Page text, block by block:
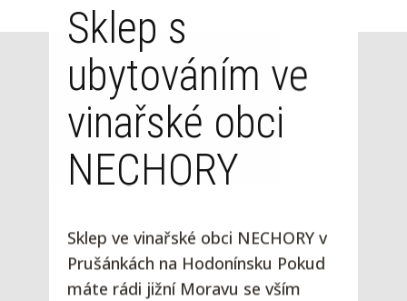
Sklep s
ubytováním ve
vinařské obci
NECHORY
Sklep ve vinařské obci NECHORY v
Prušánkách na Hodonínsku Pokud
máte rádi jižní Moravu se vším